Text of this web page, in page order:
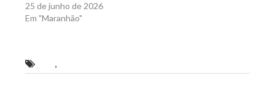
25 de junho de 2026
Em "Maranhão"
,